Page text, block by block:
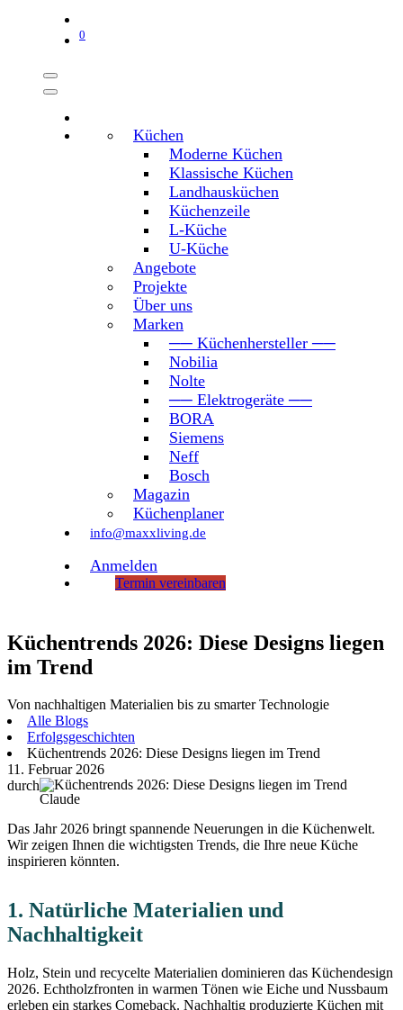
0
Küchen
Moderne Küchen
Klassische Küchen
Landhausküchen
Küchenzeile
L-Küche
U-Küche
Angebote
Projekte
Über uns
Marken
── Küchenhersteller ──
Nobilia
Nolte
── Elektrogeräte ──
BORA
Siemens
Neff
Bosch
Magazin
Küchenplaner
info@maxxliving.de
Anmelden
Termin vereinbaren
Küchentrends 2026: Diese Designs liegen
im Trend
Von nachhaltigen Materialien bis zu smarter Technologie
Alle Blogs
Erfolgsgeschichten
Küchentrends 2026: Diese Designs liegen im Trend
11. Februar 2026
durch
Claude
Das Jahr 2026 bringt spannende Neuerungen in die Küchenwelt.
Wir zeigen Ihnen die wichtigsten Trends, die Ihre neue Küche
inspirieren könnten.
1. Natürliche Materialien und
Nachhaltigkeit
Holz, Stein und recycelte Materialien dominieren das Küchendesign
2026. Echtholzfronten in warmen Tönen wie Eiche und Nussbaum
erleben ein starkes Comeback. Nachhaltig produzierte Küchen mit